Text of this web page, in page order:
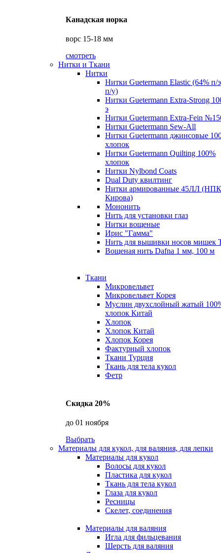
Канадская норка
ворс 15-18 мм
смотреть
Нитки и Ткани
Нитки
Нитки Guetermann Elastic (64% п/
п/у)
Нитки Guetermann Extra-Strong
э
Нитки Guetermann Extra-Fein
Нитки Guetermann Sew-All
Нитки Guetermann джинсовые
хлопок
Нитки Guetermann Quilting 100%
хлопок
Нитки Nylbond Coats
Dual Duty квилтинг
Нитки армированные 45ЛЛ
Кирова)
Мононить
Нить для установки глаз
Нитки вощеные
Ирис "Гамма"
Нить для вышивки носов мишек
Вощеная нить Dafna 1 мм, 100 м
Ткани
Микровельвет
Микровельвет Корея
Муслин двухслойный жатый
хлопок Китай
Хлопок
Хлопок Китай
Хлопок Корея
Фактурный хлопок
Ткани Турция
Ткань для тела кукол
Фетр
Скидка 20%
до 01 ноября
Выбрать
Материалы для кукол, для валяния, для лепки
Материалы для кукол
Волосы для кукол
Пластика для кукол
Ткань для тела кукол
Глаза для кукол
Ресницы
Скелет, соединения
Материалы для валяния
Игла для фильцевания
Шерсть для валяния